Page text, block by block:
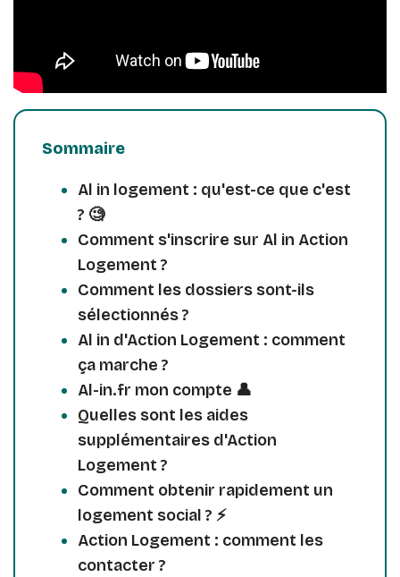
Sommaire
Al in logement : qu'est-ce que c'est
? 🧐
Comment s'inscrire sur Al in Action
Logement ?
Comment les dossiers sont-ils
sélectionnés ?
Al in d'Action Logement : comment
ça marche ?
Al-in.fr mon compte 👤
Quelles sont les aides
supplémentaires d'Action
Logement ?
Comment obtenir rapidement un
logement social ? ⚡️
Action Logement : comment les
contacter ?